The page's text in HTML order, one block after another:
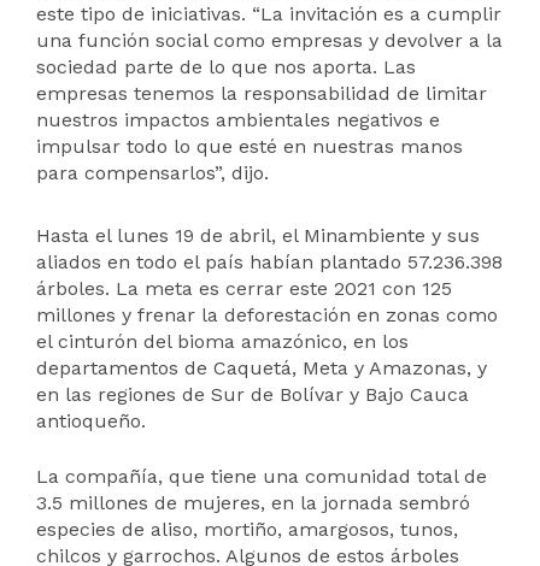
este tipo de iniciativas. “La invitación es a cumplir
una función social como empresas y devolver a la
sociedad parte de lo que nos aporta. Las
empresas tenemos la responsabilidad de limitar
nuestros impactos ambientales negativos e
impulsar todo lo que esté en nuestras manos
para compensarlos”, dijo.
Hasta el lunes 19 de abril, el Minambiente y sus
aliados en todo el país habían plantado 57.236.398
árboles. La meta es cerrar este 2021 con 125
millones y frenar la deforestación en zonas como
el cinturón del bioma amazónico, en los
departamentos de Caquetá, Meta y Amazonas, y
en las regiones de Sur de Bolívar y Bajo Cauca
antioqueño.
La compañía, que tiene una comunidad total de
3.5 millones de mujeres, en la jornada sembró
especies de aliso, mortiño, amargosos, tunos,
chilcos y garrochos. Algunos de estos árboles